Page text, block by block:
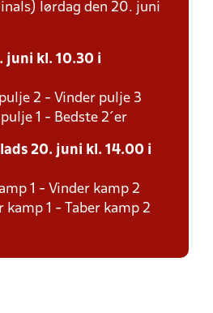
lørdag den 20. juni
juni kl. 10.30 i
2 - Vinder pulje 3
1 - Bedste 2´er
20. juni kl. 14.00 i
1 - Vinder kamp 2
kamp 1 - Taber kamp 2